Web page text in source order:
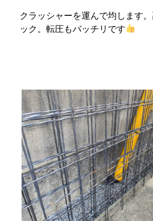
クラッシャーを運んで均します
ック。転圧もバッチリです